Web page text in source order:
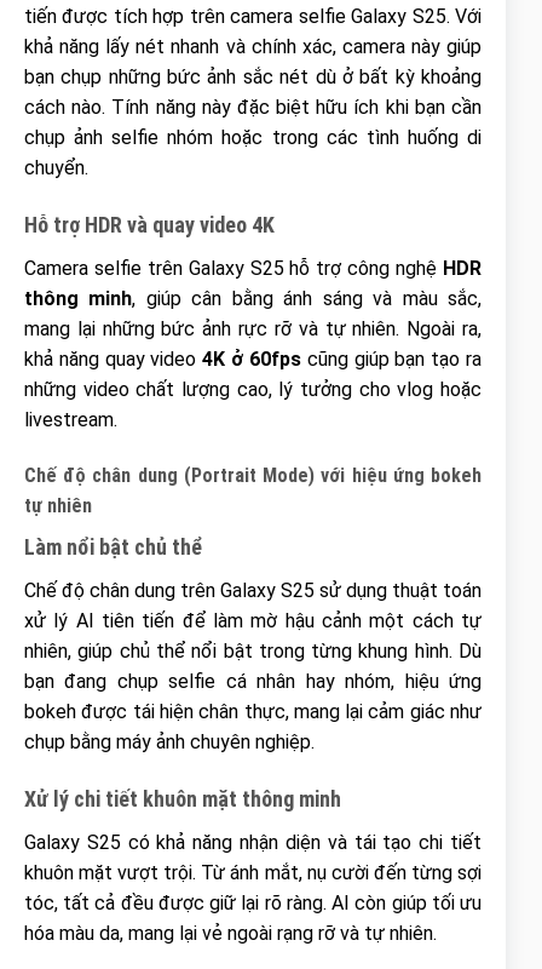
tiến được tích hợp trên camera selfie Galaxy S25. Với
khả năng lấy nét nhanh và chính xác, camera này giúp
bạn chụp những bức ảnh sắc nét dù ở bất kỳ khoảng
cách nào. Tính năng này đặc biệt hữu ích khi bạn cần
chụp ảnh selfie nhóm hoặc trong các tình huống di
chuyển.
Hỗ trợ HDR và quay video 4K
Camera selfie trên Galaxy S25 hỗ trợ công nghệ HDR
thông minh, giúp cân bằng ánh sáng và màu sắc,
mang lại những bức ảnh rực rỡ và tự nhiên. Ngoài ra,
khả năng quay video4K ở 60fpscũng giúp bạn tạo ra
những video chất lượng cao, lý tưởng cho vlog hoặc
livestream.
Chế độ chân dung (Portrait Mode) với hiệu ứng bokeh
tự nhiên
Làm nổi bật chủ thể
Chế độ chân dung trên Galaxy S25 sử dụng thuật toán
xử lý AI tiên tiến để làm mờ hậu cảnh một cách tự
nhiên, giúp chủ thể nổi bật trong từng khung hình. Dù
bạn đang chụp selfie cá nhân hay nhóm, hiệu ứng
bokeh được tái hiện chân thực, mang lại cảm giác như
chụp bằng máy ảnh chuyên nghiệp.
Xử lý chi tiết khuôn mặt thông minh
Galaxy S25 có khả năng nhận diện và tái tạo chi tiết
khuôn mặt vượt trội. Từ ánh mắt, nụ cười đến từng sợi
tóc, tất cả đều được giữ lại rõ ràng. AI còn giúp tối ưu
hóa màu da, mang lại vẻ ngoài rạng rỡ và tự nhiên.